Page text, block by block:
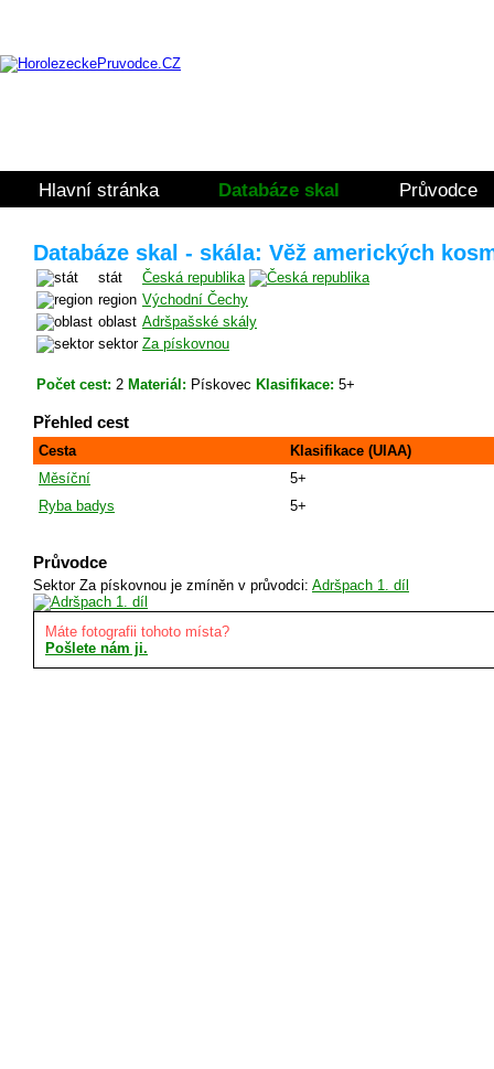
Hlavní stránka Databáze skal Průvodce
Databáze skal - skála: Věž amerických
stát
Česká republika
region Východní Čechy
oblast Adršpašské skály
sektor Za pískovnou
Počet cest: 2 Materiál: Pískovec Klasifikace: 5+
Přehled cest
Cesta
Klasifikace (UIAA)
Měsíční
5+
Ryba badys
5+
Průvodce
Sektor Za pískovnou je zmíněn v průvodci: Adršpach 1. díl
Máte fotografii tohoto místa?
Pošlete nám ji.